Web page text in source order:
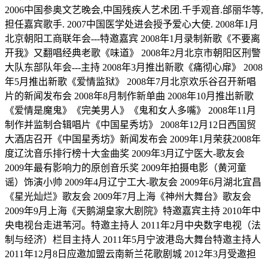
2006中国参奥文艺晚会,中国残疾人艺术团.千手观音.邰丽华等,
担任嘉宾歌手. 2007中国医学处进会授予爱心大使. 2008年1月
北京朝阳工商联年会---特邀嘉宾 2008年1月录制新歌《不要离
开我》又翻唱经典老歌《味道》 2008年2月北京市朝阳区刑警
大队东部队年会---主持 2008年3月推出新歌《痛彻心扉》 2008
年5月推出新歌《爱情监狱》 2008年7月北京欢乐谷召开新唱
片的新闻发布会 2008年8月制作新单曲 2008年10月推出新歌
《爱情是魔鬼》《完美男人》《鬼和女人多嘴》 2008年11月
制作并监制合辑唱片《中国星秀坊》 2008年12月12日西国贸
大酒店召开《中国星秀坊》新闻发布会 2009年1月荣获2008年
度辽沈音乐排行榜十大金曲奖 2009年3月辽宁医大-歌友会
2009年最有影响力的原创音乐奖 2009年拍摄电影（黄河童
谣）饰演小帅 2009年4月辽宁工大-歌友会 2009年6月湖北宜昌
《星光灿烂》歌友会 2009年7月上海《神州大舞台》歌友会
2009年9月上海《天鹅湖皇家大剧院》特邀嘉宾主持 2010年中
央电视台走进苇河。特邀主持人 2011年2月中央数字电视（法
制与经济）栏目主持人 2011年5月宁波港岛大舞台特邀主持人
2011年12月8日应邀加盟云南新兰花歌剧城 2012年3月受邀担